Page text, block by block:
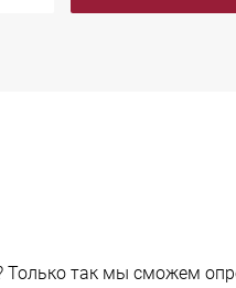
Только так мы сможем